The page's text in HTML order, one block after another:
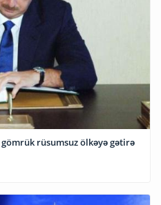
ölkəyə gətirə